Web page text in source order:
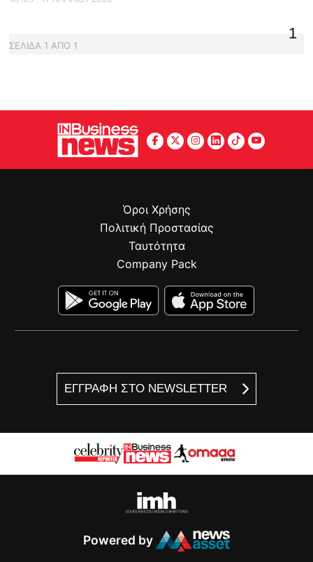
ΣΕΛΙΔΑ 1 ΑΠΟ 1
1
ΕΓΓΡΑΦΗ ΣΤΟ NEWSLETTER
Όροι Χρήσης
Πολιτική Προστασίας
Ταυτότητα
Company Pack
Powered by